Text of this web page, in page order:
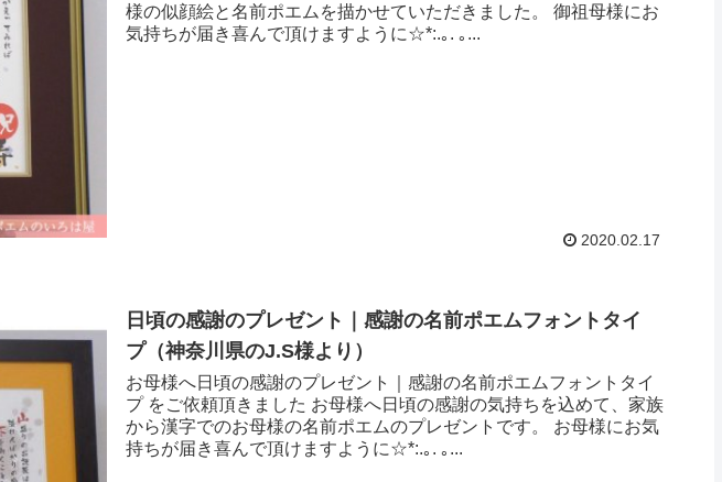
様の似顔絵と名前ポエムを描かせていただきました。 御祖母様にお
気持ちが届き喜んで頂けますように☆*:.｡. ｡...
2020.02.17
日頃の感謝のプレゼント｜感謝の名前ポエムフォントタイ
プ （神奈川県のJ.S様より ）
お母様へ日頃の感謝のプレゼント｜感謝の名前ポエムフォントタイ
プ をご依頼頂きました お母様へ日頃の感謝の気持ちを込めて、家族
から漢字でのお母様の名前ポエムのプレゼントです。 お母様にお気
持ちが届き喜んで頂けますように☆*:.｡. ｡...